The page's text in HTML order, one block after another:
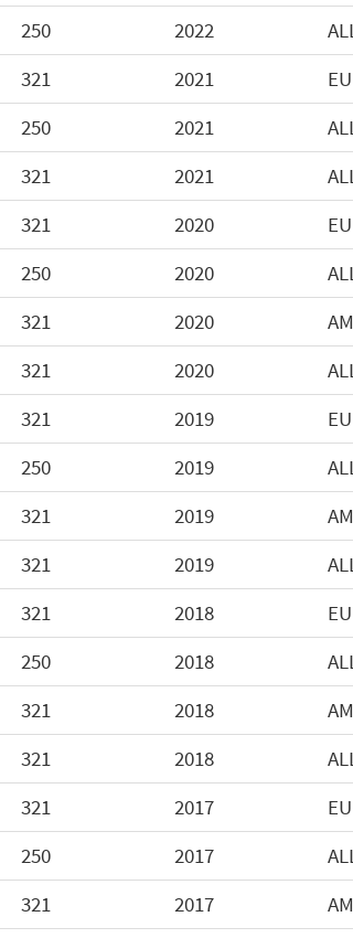
250 2022
321 2021
250 2021
321 2021
321 2020
250 2020
321 2020
321 2020
321 2019
250 2019
321 2019
321 2019
321 2018
250 2018
321 2018
321 2018
321 2017
250 2017
321 2017